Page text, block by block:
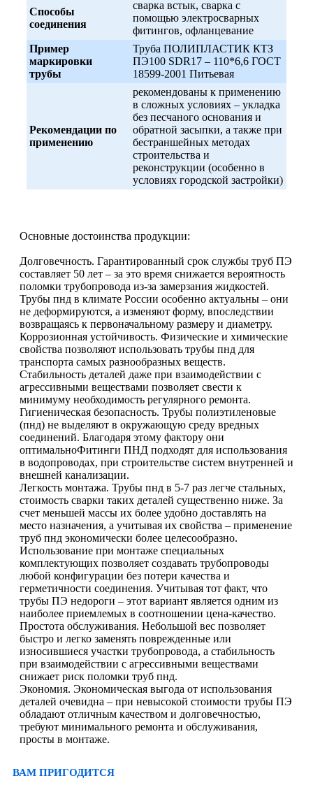
Способы
соединения
сварка встык, сварка с
помощью электросварных
фитингов, офланцевание
Пример
маркировки
трубы
Труба ПОЛИПЛАСТИК КТЗ
ПЭ100 SDR17 – 110*6,6 ГОСТ
18599-2001 Питьевая
Рекомендации по
применению
рекомендованы к применению
в сложных условиях – укладка
без песчаного основания и
обратной засыпки, а также при
бестраншейных методах
строительства и
реконструкции (особенно в
условиях городской застройки)
Основные достоинства продукции:
Долговечность. Гарантированный срок службы труб ПЭ
составляет 50 лет – за это время снижается вероятность
поломки трубопровода из-за замерзания жидкостей.
Трубы пнд в климате России особенно актуальны – они
не деформируются, а изменяют форму, впоследствии
возвращаясь к первоначальному размеру и диаметру.
Коррозионная устойчивость. Физические и химические
свойства позволяют использовать трубы пнд для
транспорта самых разнообразных веществ.
Стабильность деталей даже при взаимодействии с
агрессивными веществами позволяет свести к
минимуму необходимость регулярного ремонта.
Гигиеническая безопасность. Трубы полиэтиленовые
(пнд) не выделяют в окружающую среду вредных
соединений. Благодаря этому фактору они
оптимальноФитинги ПНД подходят для использования
в водопроводах, при строительстве систем внутренней и
внешней канализации.
Легкость монтажа. Трубы пнд в 5-7 раз легче стальных,
стоимость сварки таких деталей существенно ниже. За
счет меньшей массы их более удобно доставлять на
место назначения, а учитывая их свойства – применение
труб пнд экономически более целесообразно.
Использование при монтаже специальных
комплектующих позволяет создавать трубопроводы
любой конфигурации без потери качества и
герметичности соединения. Учитывая тот факт, что
трубы ПЭ недороги – этот вариант является одним из
наиболее приемлемых в соотношении цена-качество.
Простота обслуживания. Небольшой вес позволяет
быстро и легко заменять поврежденные или
износившиеся участки трубопровода, а стабильность
при взаимодействии с агрессивными веществами
снижает риск поломки труб пнд.
Экономия. Экономическая выгода от использования
деталей очевидна – при невысокой стоимости трубы ПЭ
обладают отличным качеством и долговечностью,
требуют минимального ремонта и обслуживания,
просты в монтаже.
ВАМ ПРИГОДИТСЯ